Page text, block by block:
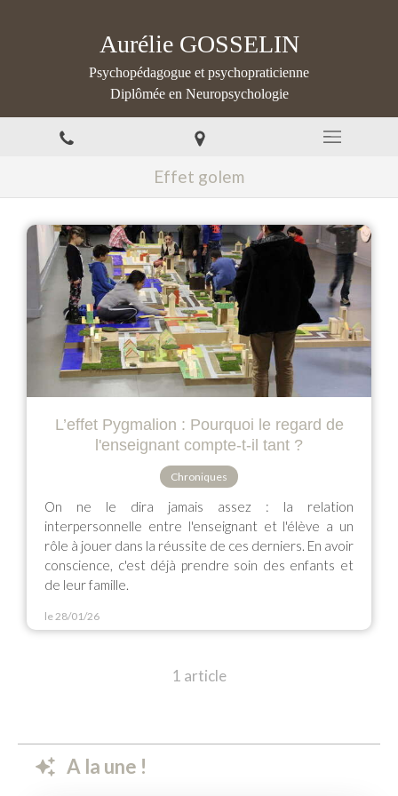
Aurélie GOSSELIN
Psychopédagogue et psychopraticienne
Diplômée en Neuropsychologie
Effet golem
L’effet Pygmalion : Pourquoi le regard de
l'enseignant compte-t-il tant ?
Chroniques
On ne le dira jamais assez : la relation
interpersonnelle entre l'enseignant et l'élève a un
rôle à jouer dans la réussite de ces derniers. En avoir
conscience, c'est déjà prendre soin des enfants et
de leur famille.
le 28/01/26
1 article
A la une !